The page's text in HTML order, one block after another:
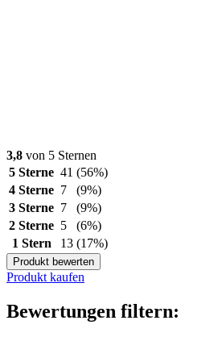
3,8 von 5 Sternen
5 Sterne 41 (56%)
4 Sterne 7
(9%)
3 Sterne 7
(9%)
2 Sterne 5
(6%)
1 Stern
13 (17%)
Produkt bewerten
Produkt kaufen
Bewertungen filtern: